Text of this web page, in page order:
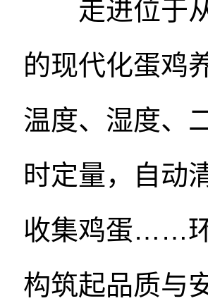
走进位于从
的现代化蛋鸡
温度、湿度、
时定量，自动
收集鸡蛋……
构筑起品质与